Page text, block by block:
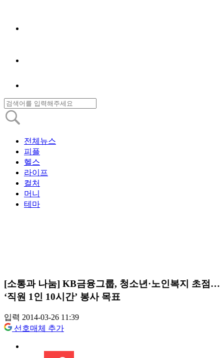
전체뉴스
피플
헬스
라이프
컬처
머니
테마
[소통과 나눔] KB금융그룹, 청소년·노인복지 초점…
‘직원 1인 10시간’ 봉사 목표
입력 2014-03-26 11:39
선호매체 추가